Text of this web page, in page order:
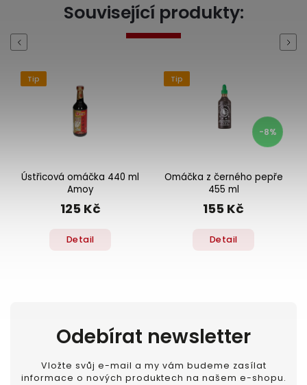
Související produkty:
Previous
Tip
Ústřicová omáčka 440 ml
Amoy
125 Kč
Detail
Tip
-8%
Omáčka z černého pepře
455 ml
155 Kč
Detail
Next
Odebírat newsletter
Vložte svůj e-mail a my vám budeme zasílat
informace o nových produktech na našem e-shopu.